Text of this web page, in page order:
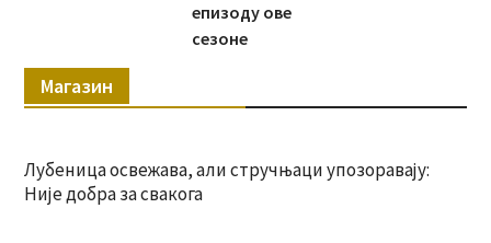
епизоду ове
сезоне
Магазин
Лубеница освежава, али стручњаци упозоравају:
Није добра за свакога